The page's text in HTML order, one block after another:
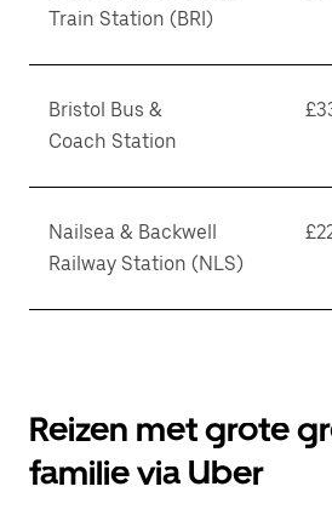
Train Station (BRI)
Bristol Bus &
Coach Station
Nailsea & Backwell
Railway Station (NLS)
Reizen met grote
familie via Uber